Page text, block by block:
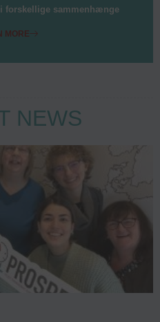
forskellige sammenhænge
MORE
NEWS